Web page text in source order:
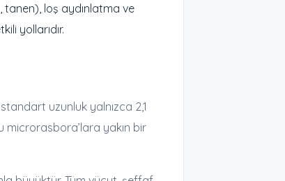
tanen), loş aydınlatma ve
yollarıdır.
uzunluk yalnızca 2,1
microrasbora’lara yakın bir